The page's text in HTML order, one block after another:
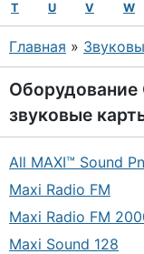
T U V W
Главная »
Оборудование
звуковые
All MAXI™ Sound
Maxi Radio FM
Maxi Radio FM
Maxi Sound 128